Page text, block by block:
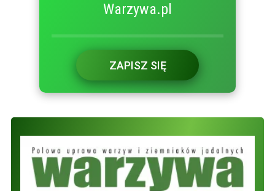
Warzywa.pl
ZAPISZ SIĘ